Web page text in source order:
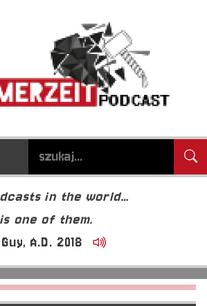
in the world…
one of them.
A.D. 2018